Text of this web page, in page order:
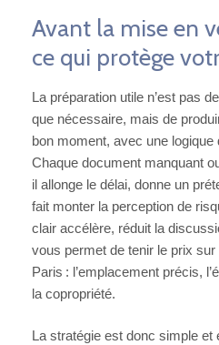
Avant la mise en
ce qui protège
La préparation utile n’est pas
que nécessaire, mais de
bon moment, avec une logique
Chaque document manquant
il allonge le délai, donne un
fait monter la perception de
clair accélère, réduit la
vous permet de tenir le prix
Paris : l’emplacement précis,
la copropriété.
La stratégie est donc simple et